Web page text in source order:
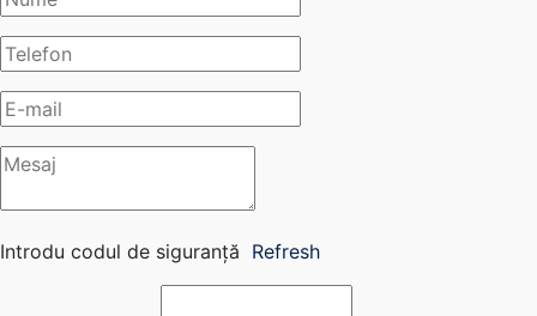
Introdu codul de siguranță Refresh